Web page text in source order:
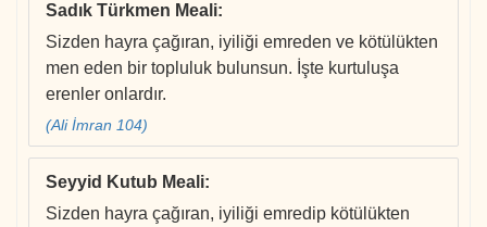
Sadık Türkmen Meali:
Sizden hayra çağıran, iyiliği emreden ve kötülükten
men eden bir topluluk bulunsun. İşte kurtuluşa
erenler onlardır.
(Ali İmran 104)
Seyyid Kutub Meali:
Sizden hayra çağıran, iyiliği emredip kötülükten